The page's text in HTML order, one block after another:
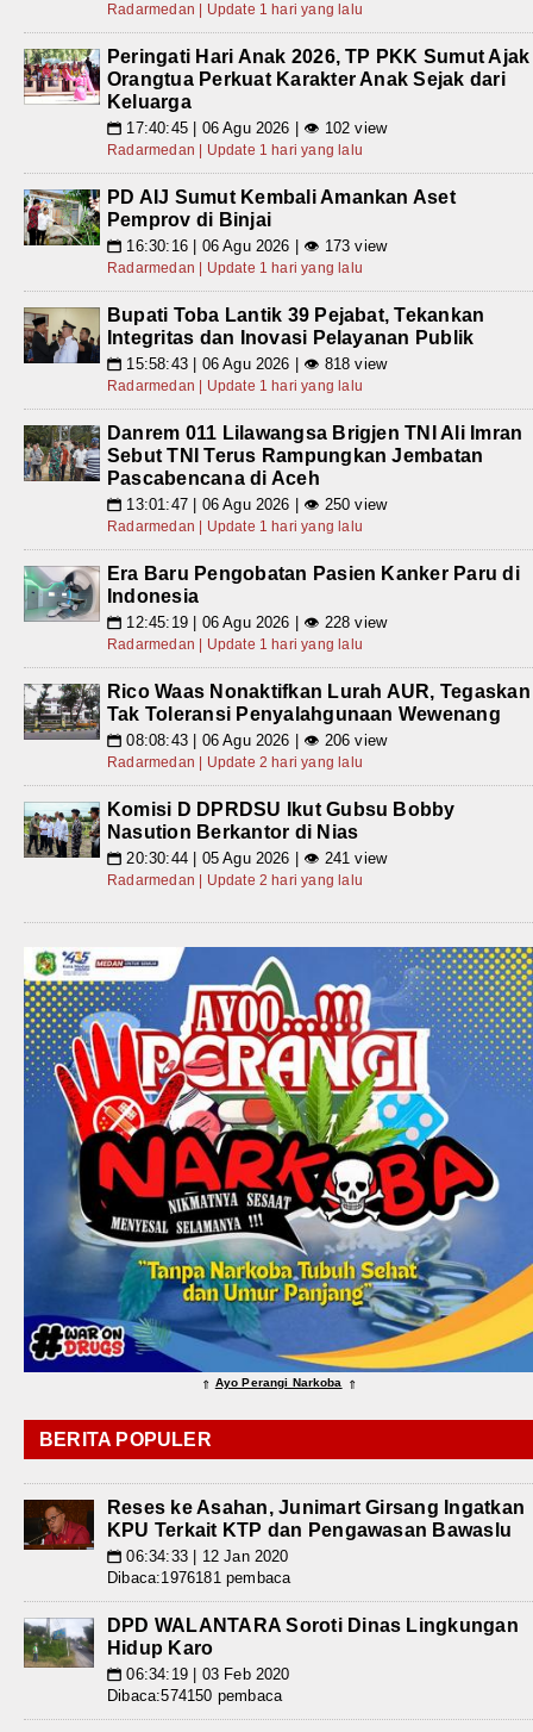
Radarmedan | Update 1 hari yang lalu
Peringati Hari Anak 2026, TP PKK Sumut Ajak
Orangtua Perkuat Karakter Anak Sejak dari
Keluarga
📅 17:40:45 | 06 Agu 2026 | 👁 102 view
Radarmedan | Update 1 hari yang lalu
PD AIJ Sumut Kembali Amankan Aset
Pemprov di Binjai
📅 16:30:16 | 06 Agu 2026 | 👁 173 view
Radarmedan | Update 1 hari yang lalu
Bupati Toba Lantik 39 Pejabat, Tekankan
Integritas dan Inovasi Pelayanan Publik
📅 15:58:43 | 06 Agu 2026 | 👁 818 view
Radarmedan | Update 1 hari yang lalu
Danrem 011 Lilawangsa Brigjen TNI Ali Imran
Sebut TNI Terus Rampungkan Jembatan
Pascabencana di Aceh
📅 13:01:47 | 06 Agu 2026 | 👁 250 view
Radarmedan | Update 1 hari yang lalu
Era Baru Pengobatan Pasien Kanker Paru di
Indonesia
📅 12:45:19 | 06 Agu 2026 | 👁 228 view
Radarmedan | Update 1 hari yang lalu
Rico Waas Nonaktifkan Lurah AUR, Tegaskan
Tak Toleransi Penyalahgunaan Wewenang
📅 08:08:43 | 06 Agu 2026 | 👁 206 view
Radarmedan | Update 2 hari yang lalu
Komisi D DPRDSU Ikut Gubsu Bobby
Nasution Berkantor di Nias
📅 20:30:44 | 05 Agu 2026 | 👁 241 view
Radarmedan | Update 2 hari yang lalu
⇑ Ayo Perangi Narkoba ⇑
BERITA POPULER
Reses ke Asahan, Junimart Girsang Ingatkan
KPU Terkait KTP dan Pengawasan Bawaslu
📅 06:34:33 | 12 Jan 2020
Dibaca:1976181 pembaca
DPD WALANTARA Soroti Dinas Lingkungan
Hidup Karo
📅 06:34:19 | 03 Feb 2020
Dibaca:574150 pembaca